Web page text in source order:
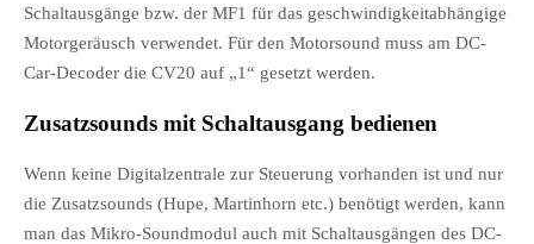
Schaltausgänge bzw. der MF1 für das geschwindigkeitabhängige
Motorgeräusch verwendet. Für den Motorsound muss am DC-
Car-Decoder die CV20 auf „1“ gesetzt werden.
Zusatzsounds mit Schaltausgang bedienen
Wenn keine Digitalzentrale zur Steuerung vorhanden ist und nur
die Zusatzsounds (Hupe, Martinhorn etc.) benötigt werden, kann
man das Mikro-Soundmodul auch mit Schaltausgängen des DC-